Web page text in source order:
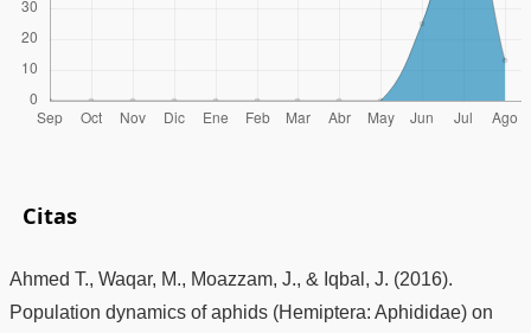
Citas
Ahmed T., Waqar, M., Moazzam, J., & Iqbal, J. (2016).
Population dynamics of aphids (Hemiptera: Aphididae) on